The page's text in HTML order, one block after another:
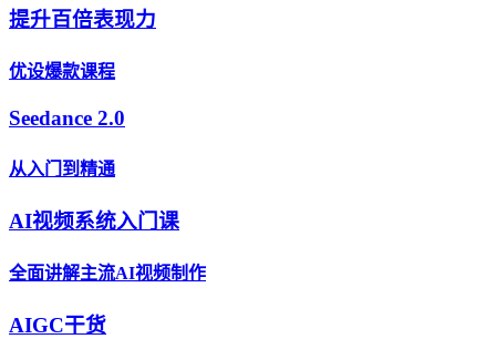
提升百倍表现力
优设爆款课程
Seedance 2.0
从入门到精通
AI视频系统入门课
全面讲解主流AI视频制作
AIGC干货